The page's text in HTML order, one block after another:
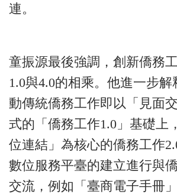
連。
童振源最後強調，創新僑務
1.0與4.0的相乘。他進一步
動傳統僑務工作即以「見面
式的「僑務工作1.0」基礎上
位連結」為核心的僑務工作
數位服務平臺的建立進行與
交流，例如「臺商電子手冊